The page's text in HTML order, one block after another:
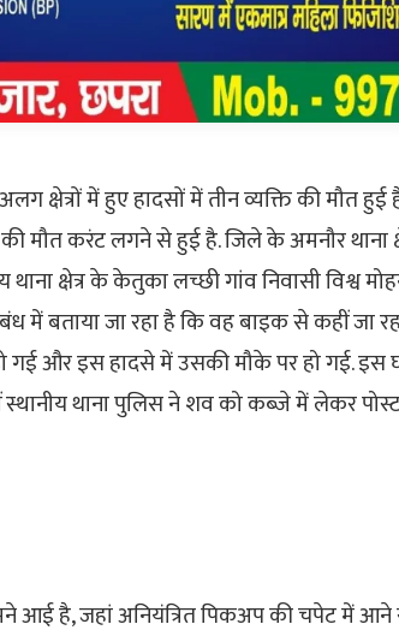
क्षेत्रों में हुए हादसों में तीन व्यक्ति की मौत हुई
मौत करंट लगने से हुई है. जिले के अमनौर थाना
क्षेत्र के केतुका लच्छी गांव निवासी विश्व
में बताया जा रहा है कि वह बाइक से कहीं जा
गई और इस हादसे में उसकी मौके पर हो गई.
स्थानीय थाना पुलिस ने शव को कब्जे में लेकर
आई है, जहां अनियंत्रित पिकअप की चपेट में